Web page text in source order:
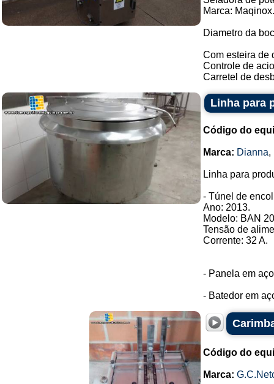
Marca: Maqinox.
Diametro da
Com esteira de
Controle de
Carretel de
Linha para
Código do
Marca: Dianna,
Linha para
- Túnel de
Ano: 2013.
Modelo: BAN
Tensão de
Corrente: 32 A.
- Panela em
- Batedor em
Código do
Marca: